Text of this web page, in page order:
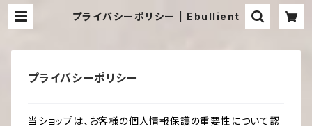
プライバシーポリシー | Ebullient
プライバシーポリシー
当ショップは、お客様の個人情報保護の重要性について認